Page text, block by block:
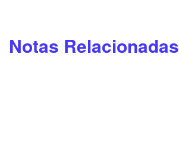
Notas Relacionadas